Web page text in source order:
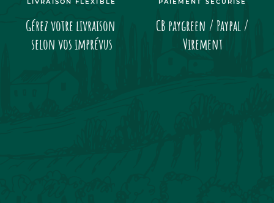
Gérez votre livraison
selon vos imprévus
CB paygreen / Paypal /
Virement